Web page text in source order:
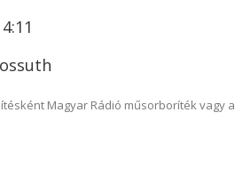
Magyar Rádió műsorboríték vagy a